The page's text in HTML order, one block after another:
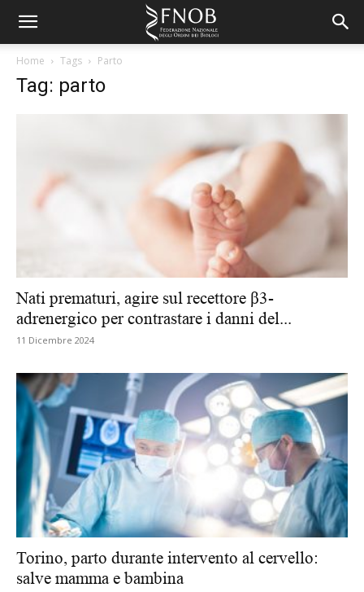
Home Tags Parto
Tag: parto
Nati prematuri, agire sul recettore β3-
adrenergico per contrastare i danni del...
11 Dicembre 2024
Torino, parto durante intervento al cervello:
salve mamma e bambina